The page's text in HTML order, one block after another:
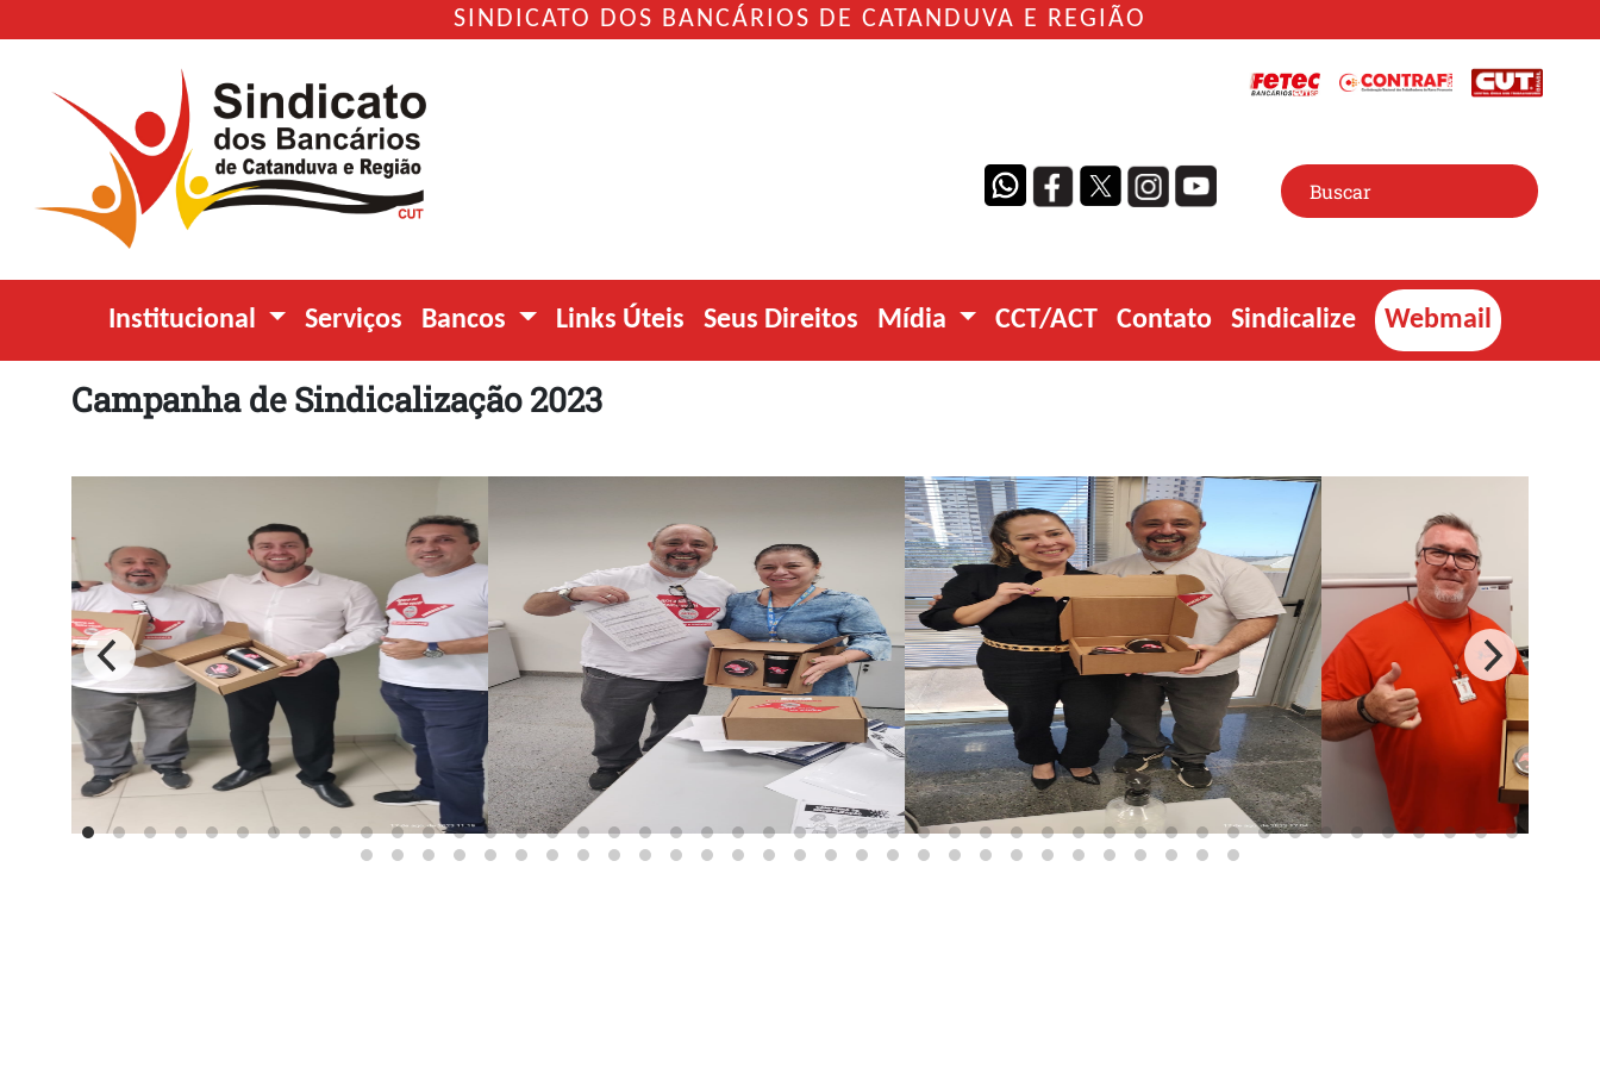
SINDICATO DOS BANCÁRIOS DE CATANDUVA E REGIÃO
Institucional Serviços Bancos Links Úteis Seus Direitos Mídia CCT/ACT Contato Sindicalize Webmail
Campanha de Sindicalização 2023